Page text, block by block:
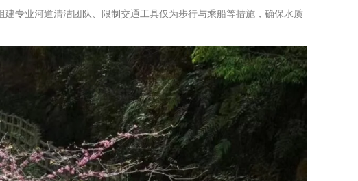
专业河道清洁团队、限制交通工具仅为步行与乘船等措施，确保水质